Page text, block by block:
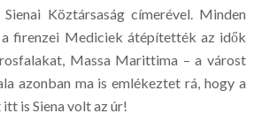
Sienai Köztársaság címerével. Minden
a firenzei Mediciek átépítették az idők
Massa Marittima – a várost
azonban ma is emlékeztet rá, hogy a
is Siena volt az úr!